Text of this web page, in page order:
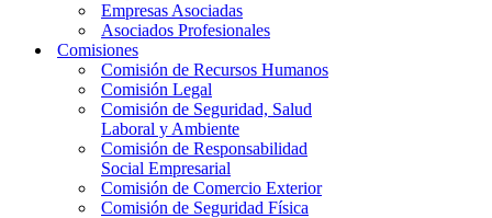
Empresas Asociadas
Asociados Profesionales
Comisiones
Comisión de Recursos Humanos
Comisión Legal
Comisión de Seguridad, Salud
Laboral y Ambiente
Comisión de Responsabilidad
Social Empresarial
Comisión de Comercio Exterior
Comisión de Seguridad Física